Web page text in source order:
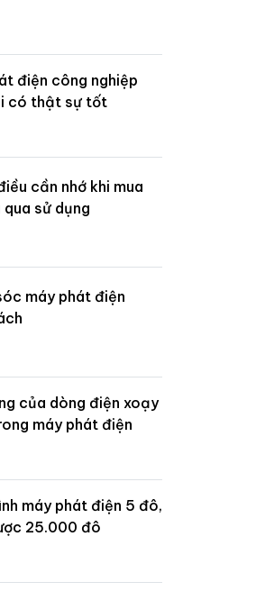
điện công nghiệp
có thật sự tốt
cần nhớ khi mua
sử dụng
máy phát điện
của dòng điện xoạy
máy phát điện
máy phát điện 5 đô,
25.000 đô